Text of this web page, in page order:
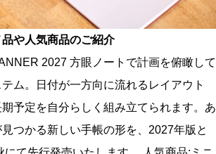
や人気商品のご紹介
2027 方眼ノートで計画を俯瞰して
ム。日付が一方向に流れるレイアウト
予定を自分らしく組み立てられます。あ
つかる新しい手帳の形を、2027年版と